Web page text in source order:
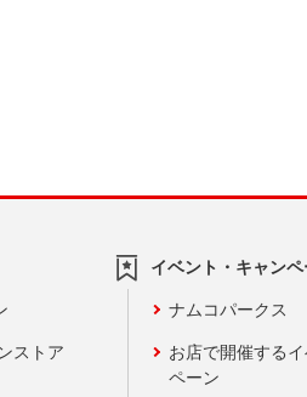
ストア
イベント・キャンペ
ナムコパークス
お店で開催する
ペーン